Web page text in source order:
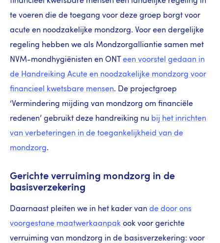
te voeren die de toegang voor deze groep borgt voor
acute en noodzakelijke mondzorg. Voor een dergelijke
regeling hebben we als Mondzorgalliantie samen met
NVM-mondhygiënisten en ONTeen voorstel gedaan in
de Handreiking Acute en noodzakelijke mondzorg voor
financieel kwetsbare mensen. De projectgroep
‘Vermindering mijding van mondzorg om financiële
redenen’ gebruikt deze handreiking nu bij het inrichten
van verbeteringen in de toegankelijkheid van de
mondzorg.
Gerichte verruiming mondzorg in de
basisverzekering
Daarnaast pleiten we in het kader van de door ons
voorgestane maatwerkaanpak ook voor gerichte
verruiming van mondzorg in de basisverzekering: voor